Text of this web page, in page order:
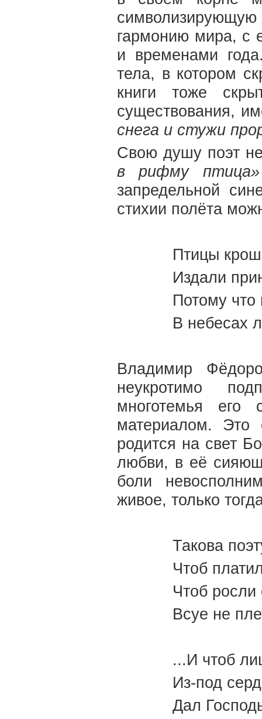
гармонию мира, с
и временами
тела, в котором
книги тоже
существования,
снега и стужи
Свою душу поэт
в рифму
запредельной
стихии полёта
Птицы
Издали
Потому что
В небесах
Владимир
неукротимо
многотемья его
материалом. Это
родится на свет
любви, в её
боли
живое, только
Такова
Чтоб
Чтоб росли
Всуе не
...И чтоб
Из-под
Дал